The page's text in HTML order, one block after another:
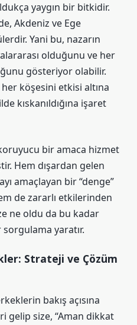
yaygın bir bitkidir.
Akdeniz ve Ege
Yani bu, nazarın
olduğunu ve her
gösteriyor olabilir.
köşesini etkisi altına
kıskanıldığına işaret
bir amaca hizmet
Hem dışardan gelen
amaçlayan bir “denge”
de zararlı etkilerinden
ne oldu da bu kadar
yaratır.
Strateji ve Çözüm
bakış açısına
gelip size, “Aman dikkat